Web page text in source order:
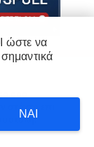
στάχτη επι
ώστε να
ΝΑΙ